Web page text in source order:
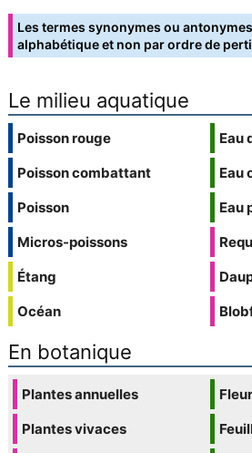
Les termes synonymes ou
alphabétique et non par ordre de
Le milieu aquatique
Poisson rouge
Poisson combattant
Poisson
Micros-poissons
Étang
Océan
Eau
Eau
Eau
En botanique
Plantes annuelles
Plantes vivaces